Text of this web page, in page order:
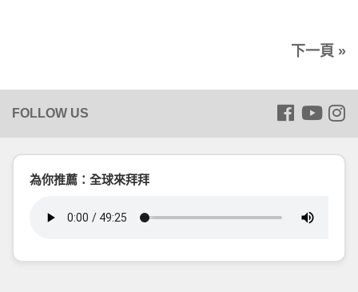
下一頁 »
為你推薦：全球來拜拜